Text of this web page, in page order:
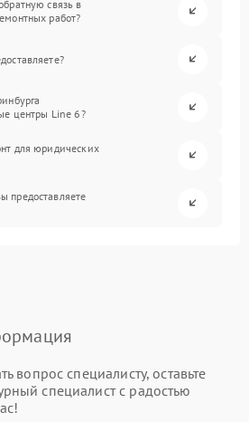
связь в
работ?
центры Line 6?
для юридических
предоставляете
вопрос специалисту, оставьте
специалист с радостью